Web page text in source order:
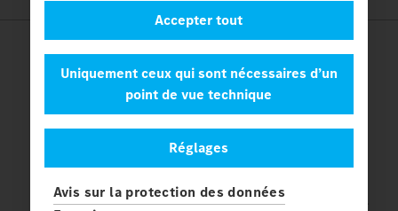
Réglages
Uniquement ceux qui sont nécessaires d’un
point de vue technique
Accepter tout
Avis sur la protection des données
Provider
Legal Notice
Contact
Protection des données
Paramètres
© 2026 Daimler Truck AG. Tous les droits sont réservés.
Mercedes-Benz sont des marques deMercedes-Benz Group AG.